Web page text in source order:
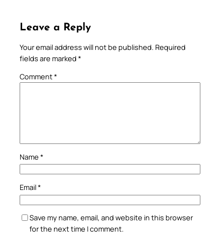
Leave a Reply
Your email address will not be published. Required
fields are marked *
Comment*
Name *
Email*
Save my name, email, and website in this browser
for the next time I comment.